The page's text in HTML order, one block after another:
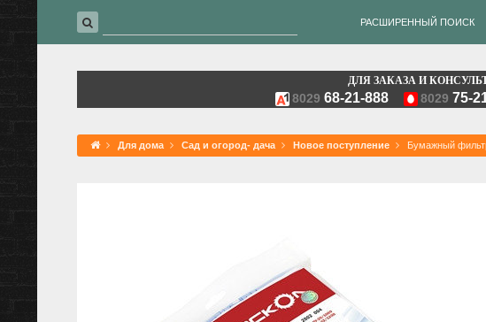
РАСШИРЕННЫЙ ПОИСК
ДЛЯ ЗАКАЗА И
8029 68-21-888 8029 75-
Для дома Сад и огород- дача Новое поступление Бумажный